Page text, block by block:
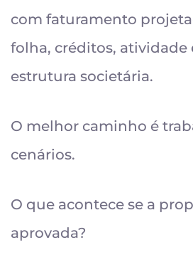
com faturamento
folha, créditos, atividade
estrutura societária.
O melhor caminho é
cenários.
O que acontece se a
aprovada?